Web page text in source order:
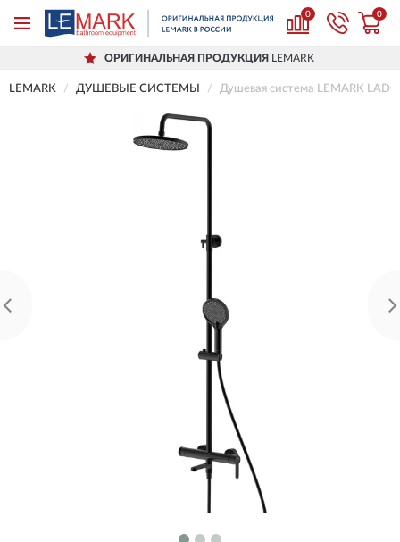
0 0
ОРИГИНАЛЬНАЯ ПРОДУКЦИЯ LEMARK
LEMARK ДУШЕВЫЕ СИСТЕМЫ Душевая система LEMARK